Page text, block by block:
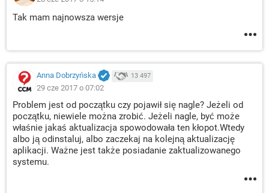
Tak mam najnowsza wersje
Anna Dobrzyńska 13 497
29 cze 2017 o 07:02
Problem jest od początku czy pojawił się nagle? Jeżeli od
początku, niewiele można zrobić. Jeżeli nagle, być może
właśnie jakaś aktualizacja spowodowała ten kłopot.Wtedy
albo ją odinstaluj, albo zaczekaj na kolejną aktualizację
aplikacji. Ważne jest także posiadanie zaktualizowanego
systemu.